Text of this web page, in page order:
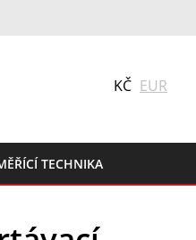
KČ EUR
TECHNIKA